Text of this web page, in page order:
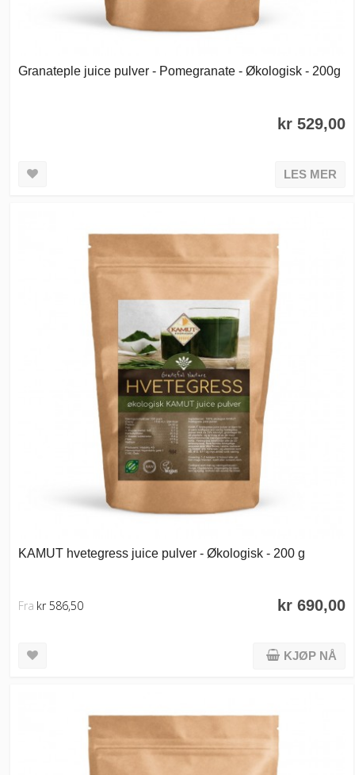
Granateple juice pulver - Pomegranate - Økologisk - 200g
kr 529,00
LES MER
KAMUT hvetegress juice pulver - Økologisk - 200 g
kr 690,00
Fra kr 586,50
KJØP NÅ